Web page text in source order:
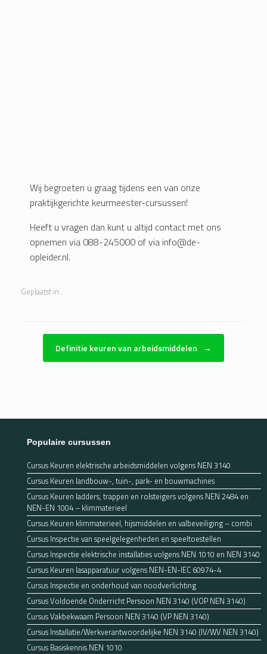
Wij begroeten u graag tijdens een van onze
praktijkgerichte keurmeester-cursussen!
Heeft u vragen dan kunt u altijd contact met ons
opnemen via 088-245000 of via info@de-
opleider.nl.
Geplaatst in .
Bericht navigatie
Definitie keuren van arbeidsmiddelen →
Populaire cursussen
Cursus Keuren elektrische arbeidsmiddelen volgens NEN 3140
Cursus Keuren landbouw-, tuin-, park- en bouwmachines
Cursus Keuren ladders, trappen en rolsteigers volgens NEN 2484 en
NEN-EN 1004 – klimmaterieel
Cursus Keuren klimmaterieel, hijsmiddelen en valbeveiliging – combi
Cursus Inspectie van speelgelegenheden en speeltoestellen
Cursus Inspectie elektrische installaties volgens NEN 1010 en NEN 3140
Cursus Keuren lasapparatuur volgens NEN-EN-IEC 60974-4
Cursus Inspectie en onderhoud van noodverlichting
Cursus Voldoende Onderricht Persoon NEN 3140 (VOP NEN 3140)
Cursus Vakbekwaam Persoon NEN 3140 (VP NEN 3140)
Cursus Installatie/Werkverantwoordelijke NEN 3140 (IV/WV NEN 3140)
Cursus Basiskennis NEN 1010